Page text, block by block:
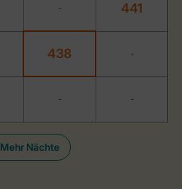
Mehr Nächte
- 441
438 -
- -